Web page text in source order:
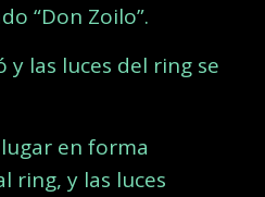
“Don Zoilo”.
y las luces del ring se
en forma
ring, y las luces